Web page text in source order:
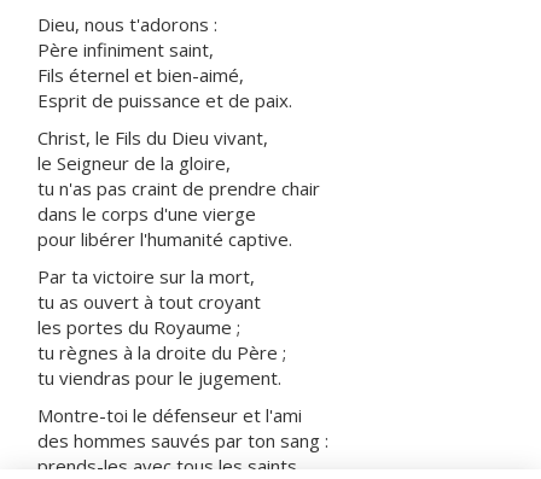
Dieu, nous t'adorons :
Père infiniment saint,
Fils éternel et bien-aimé,
Esprit de puissance et de paix.
Christ, le Fils du Dieu vivant,
le Seigneur de la gloire,
tu n'as pas craint de prendre chair
dans le corps d'une vierge
pour libérer l'humanité captive.
Par ta victoire sur la mort,
tu as ouvert à tout croyant
les portes du Royaume ;
tu règnes à la droite du Père ;
tu viendras pour le jugement.
Montre-toi le défenseur et l'ami
des hommes sauvés par ton sang :
prends-les avec tous les saints